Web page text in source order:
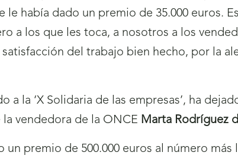
había dado un premio de 35.000 euros.
a los que les toca, a nosotros a los
satisfacción del trabajo bien hecho, por la
la ‘X Solidaria de las empresas’, ha
vendedora de la ONCE Marta Rodríguez
premio de 500.000 euros al número más